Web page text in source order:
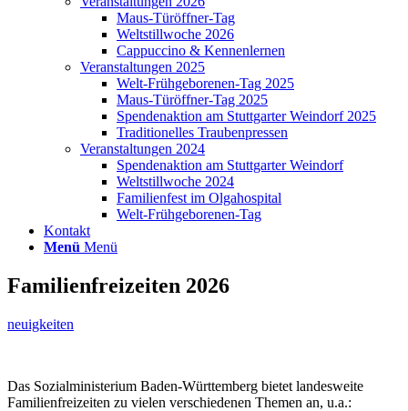
Maus-Türöffner-Tag
Weltstillwoche 2026
Cappuccino & Kennenlernen
Veranstaltungen 2025
Welt-Frühgeborenen-Tag 2025
Maus-Türöffner-Tag 2025
Spendenaktion am Stuttgarter Weindorf 2025
Traditionelles Traubenpressen
Veranstaltungen 2024
Spendenaktion am Stuttgarter Weindorf
Weltstillwoche 2024
Familienfest im Olgahospital
Welt-Frühgeborenen-Tag
Kontakt
Menü Menü
Familienfreizeiten 2026
neuigkeiten
Das Sozialministerium Baden-Württemberg bietet landesweite
Familienfreizeiten zu vielen verschiedenen Themen an, u.a.: